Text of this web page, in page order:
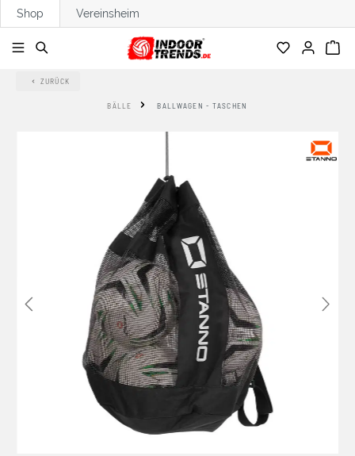
springen
Shop Vereinsheim
ZURÜCK
BÄLLE BALLWAGEN - TASCHEN